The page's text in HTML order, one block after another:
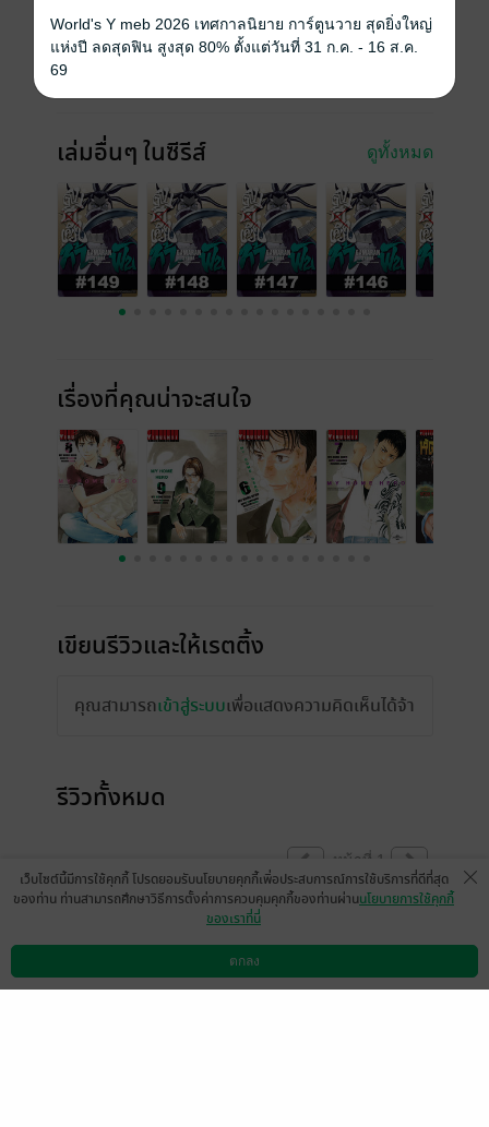
ความยาว 22 หน้า
เล่มอื่นๆ ในซีรีส์ ดูทั้งหมด
เรื่องที่คุณน่าจะสนใจ
เขียนรีวิวและให้เรตติ้ง
คุณสามารถเข้าสู่ระบบเพื่อแสดงความคิดเห็นได้จ้า
รีวิวทั้งหมด
หน้าที่ 1
Love
ดาวน์โหลดแอป วิธีการใช้งาน ติดต่อเรา
เว็บไซต์นี้มีการใช้คุกกี้ โปรดยอมรับนโยบายคุกกี้เพื่อประสบการณ์การใช้บริการที่ดีที่สุด
ของท่าน ท่านสามารถศึกษาวิธีการตั้งค่าการควบคุมคุกกี้ของท่านผ่านนโยบายการใช้คุกกี้
ของเราที่นี่
ตกลง
World's Y meb 2026 เทศกาลนิยาย การ์ตูนวาย สุดยิ่งใหญ่
แห่งปี ลดสุดฟิน สูงสุด 80% ตั้งแต่วันที่ 31 ก.ค. - 16 ส.ค.
69